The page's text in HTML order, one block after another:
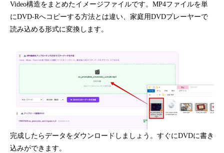
Video構造をまとめたイメージファイルです。MP4ファイルを単
にDVD-Rへコピーする方法とは違い、家庭用DVDプレーヤーで
読み込める形式に変換します。
完成したらデータをダウンロードしましょう。すぐにDVDに書き
込みができます。